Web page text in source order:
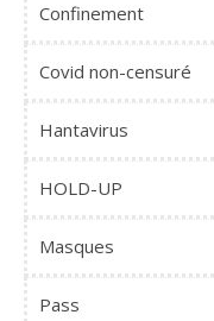
Confinement
Covid non-censuré
Hantavirus
HOLD-UP
Masques
Pass